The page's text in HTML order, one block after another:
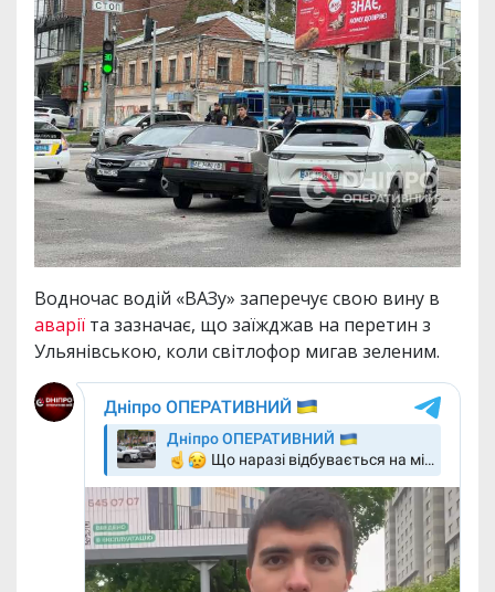
Водночас водій «ВАЗу» заперечує свою вину в
аварії та зазначає, що заїжджав на перетин з
Ульянівською, коли світлофор мигав зеленим.